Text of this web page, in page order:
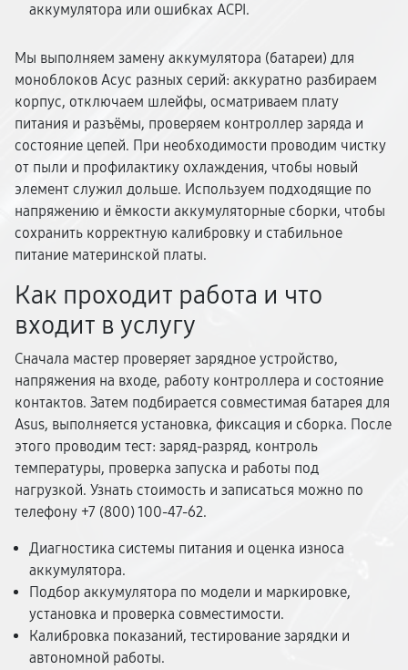
аккумулятора или ошибках ACPI.
Мы выполняем замену аккумулятора (батареи) для
моноблоков Асус разных серий: аккуратно разбираем
корпус, отключаем шлейфы, осматриваем плату
питания и разъёмы, проверяем контроллер заряда и
состояние цепей. При необходимости проводим чистку
от пыли и профилактику охлаждения, чтобы новый
элемент служил дольше. Используем подходящие по
напряжению и ёмкости аккумуляторные сборки, чтобы
сохранить корректную калибровку и стабильное
питание материнской платы.
Как проходит работа и что
входит в услугу
Сначала мастер проверяет зарядное устройство,
напряжения на входе, работу контроллера и состояние
контактов. Затем подбирается совместимая батарея для
Asus, выполняется установка, фиксация и сборка. После
этого проводим тест: заряд-разряд, контроль
температуры, проверка запуска и работы под
нагрузкой. Узнать стоимость и записаться можно по
телефону +7 (800) 100-47-62.
Диагностика системы питания и оценка износа
аккумулятора.
Подбор аккумулятора по модели и маркировке,
установка и проверка совместимости.
Калибровка показаний, тестирование зарядки и
автономной работы.